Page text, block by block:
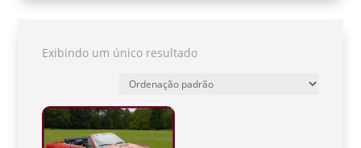
Exibindo um único resultado